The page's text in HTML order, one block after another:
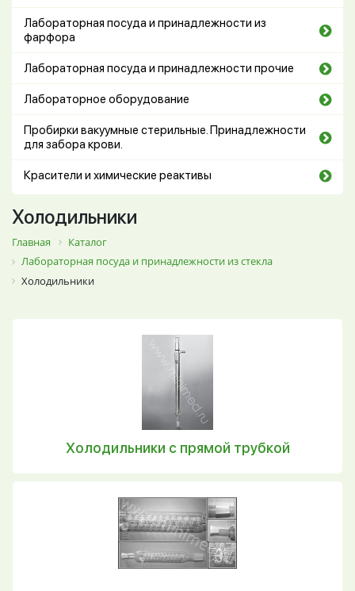
Лабораторная посуда и принадлежности из
фарфора
Лабораторная посуда и принадлежности прочие
Лабораторное оборудование
Пробирки вакуумные стерильные. Принадлежности
для забора крови.
Красители и химические реактивы
Холодильники
Главная
Каталог
Лабораторная посуда и принадлежности из стекла
Холодильники
Холодильники с прямой трубкой